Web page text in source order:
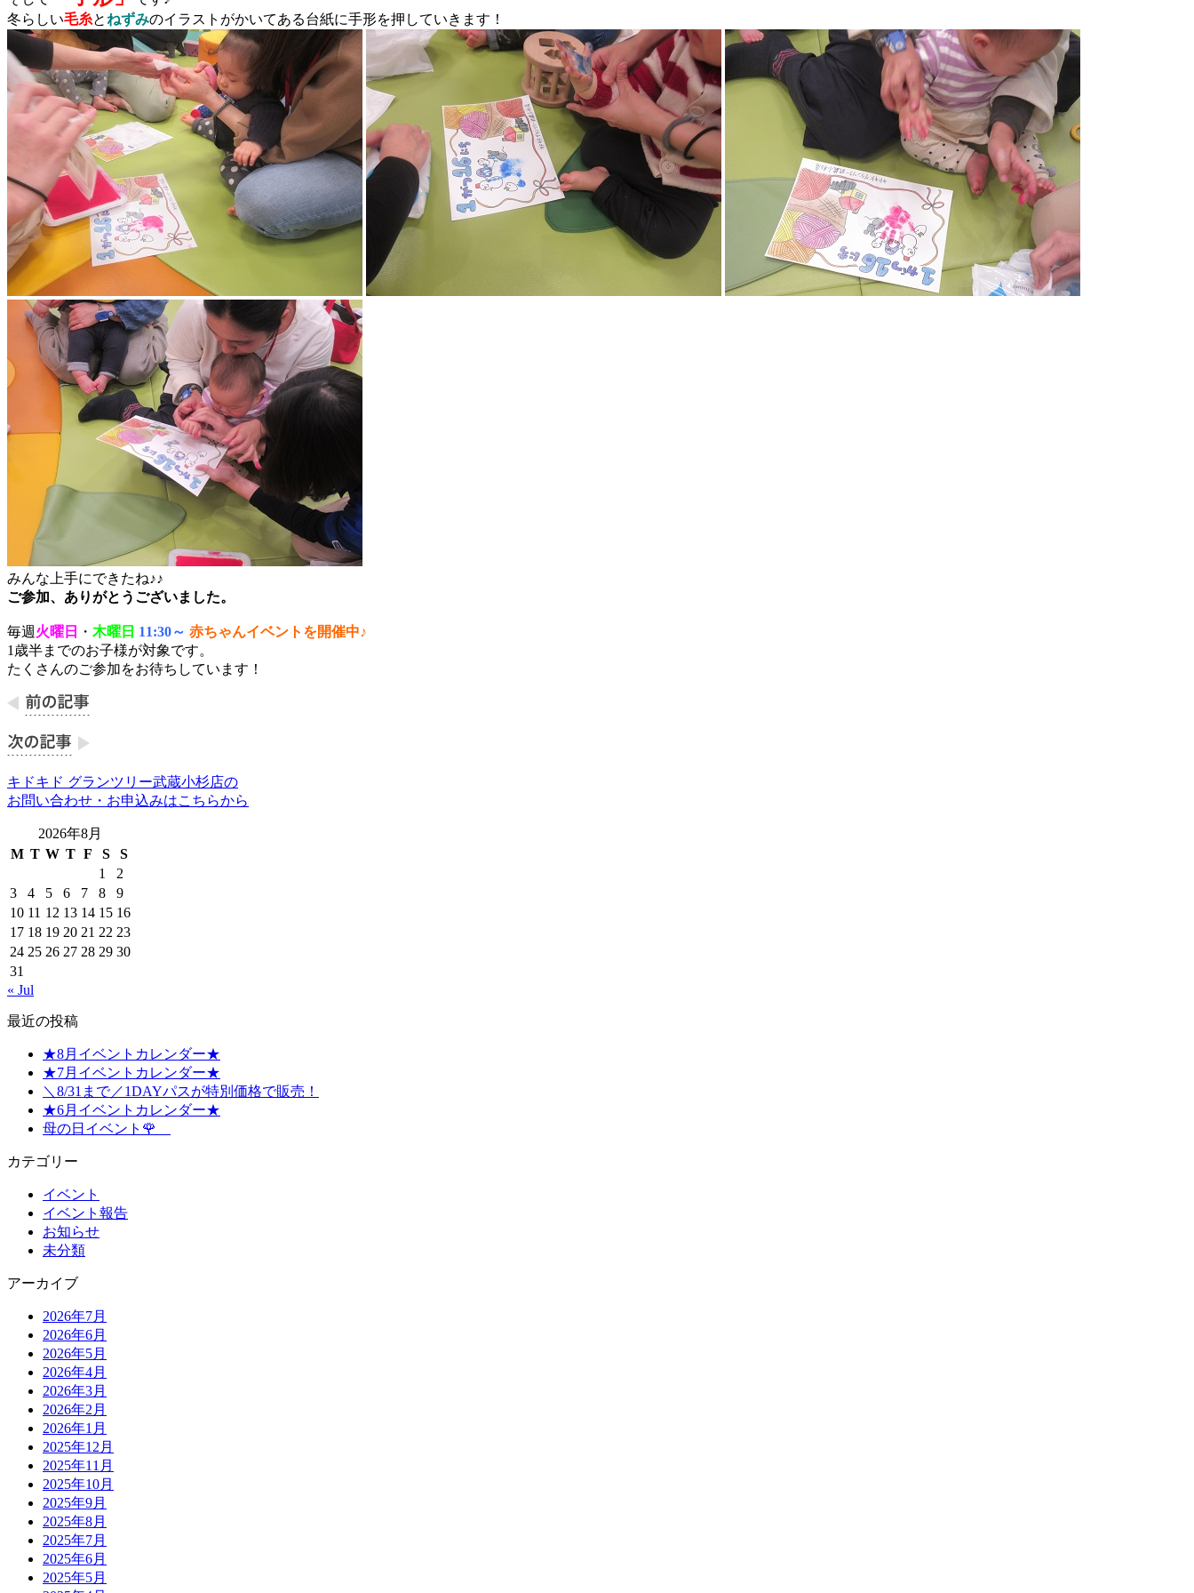
冬らしい毛糸とねずみのイラストがかいてある台紙に手形を押していきます！
みんな上手にできたね♪♪
ご参加、ありがとうございました。
毎週火曜日 ・ 木曜日 11:30～ 赤ちゃんイベントを開催中♪
1歳半までのお子様が対象です。
たくさんのご参加をお待ちしています！
キドキド グランツリー武蔵小杉店の
お問い合わせ・お申込みはこちらから
2026年8月
M T W T F S
S
1
2
3
4 5 6 7 8
9
10 11 12 13 14 15 16
17 18 19 20 21 22 23
24 25 26 27 28 29 30
31
« Jul
最近の投稿
★8月イベントカレンダー★
★7月イベントカレンダー★
＼8/31まで／1DAYパスが特別価格で販売！
★6月イベントカレンダー★
母の日イベント🌹
カテゴリー
イベント
イベント報告
お知らせ
未分類
アーカイブ
2026年7月
2026年6月
2026年5月
2026年4月
2026年3月
2026年2月
2026年1月
2025年12月
2025年11月
2025年10月
2025年9月
2025年8月
2025年7月
2025年6月
2025年5月